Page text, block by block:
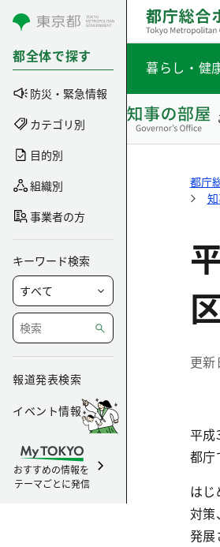
コンテンツにスキップ
都全体で探す
防災・緊急情報
カテゴリ別
目的別
組織別
事業者の方
キーワード検索
報道発表検索
イベント情報
おすすめの情報を
テーマごとに発信
暮らし・健
都庁
更新
平
都庁
は
対
発展